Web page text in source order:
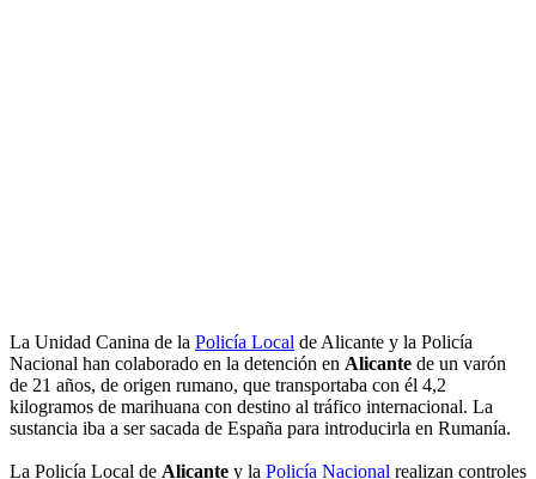
La Unidad Canina de la Policía Local de Alicante y la Policía
Nacional han colaborado en la detención en Alicante de un varón
de 21 años, de origen rumano, que transportaba con él 4,2
kilogramos de marihuana con destino al tráfico internacional. La
sustancia iba a ser sacada de España para introducirla en Rumanía.
La Policía Local de Alicante y la Policía Nacional realizan controles